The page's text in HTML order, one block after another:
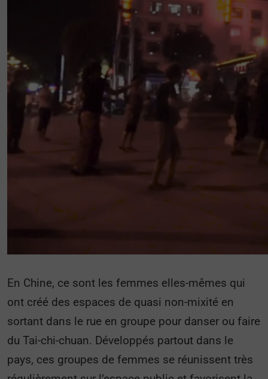
En Chine, ce sont les femmes elles-mêmes qui
ont créé des espaces de quasi non-mixité en
sortant dans le rue en groupe pour danser ou faire
du Tai-chi-chuan. Développés partout dans le
pays, ces groupes de femmes se réunissent très